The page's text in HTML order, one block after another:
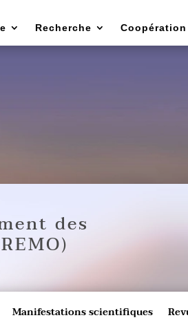
Recherche Coopération
des
Manifestations scientifiques